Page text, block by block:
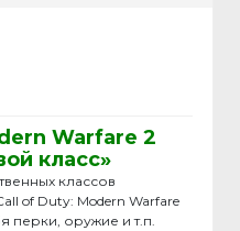
Warfare 2
класс»
классов
of Duty: Modern Warfare
перки, оружие и т.п.